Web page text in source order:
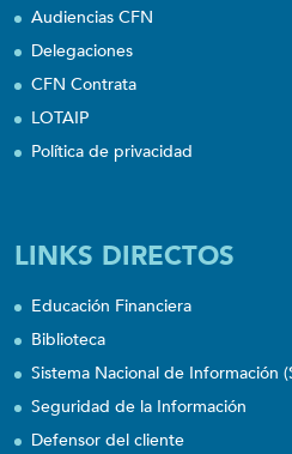
Audiencias CFN
Delegaciones
CFN Contrata
LOTAIP
Política de privacidad
LINKS DIRECTOS
Educación Financiera
Biblioteca
Sistema Nacional de Información
Seguridad de la Información
Defensor del cliente